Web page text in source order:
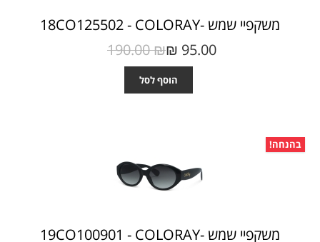
משקפיי שמש -18CO125502 - COLORAY
95.00 ₪‎
190.00 ₪‎
הוסף לסל
בהנחה!
משקפיי שמש -19CO100901 - COLORAY